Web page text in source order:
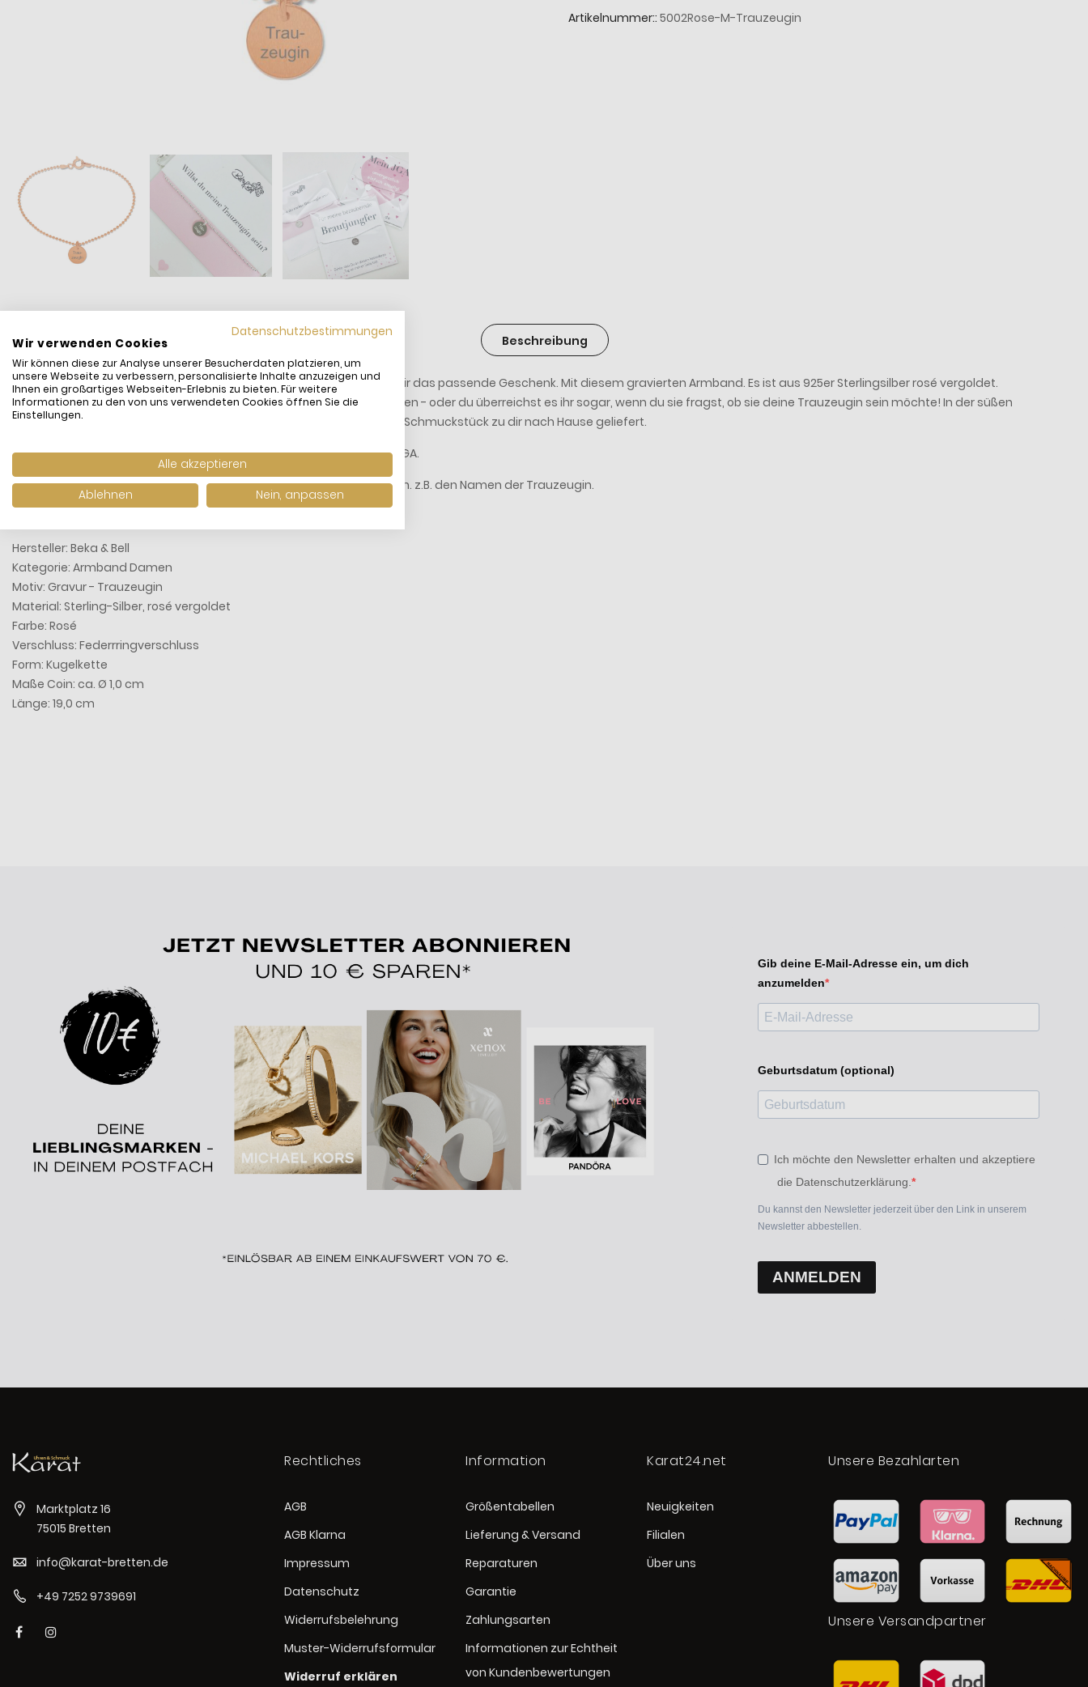
Artikelnummer: 5002Rose-M-Trauzeugin
Beschreibung
Du suchst ein schönes Geschenk für deine Trauzeugin? Hier haben wir das passende Geschenk. Mit diesem gravierten Armband. Es ist aus 925er Sterlingsilber rosé vergoldet.
Sie wird auch eine schöne Erinnerung an dieses eimalige Erlebnis haben - oder du überreichst es ihr sogar, wenn du sie fragst, ob sie deine Trauzeugin sein möchte! In der süßen
Verpackung "Möchtest du meine Trauzeugin sein?" wird das schöne Schmuckstück zu dir nach Hause geliefert.
Passend dazu gibt es auch das Armband für die Brautjungfer oder JGA.
Auf der Rückseite kannst du eine persönliche Gravur anbringen lassen. z.B. den Namen der Trauzeugin.
Hersteller: Beka & Bell
Kategorie: Armband Damen
Motiv: Gravur - Trauzeugin
Material: Sterling-Silber, rosé vergoldet
Farbe: Rosé
Verschluss: Federrringverschluss
Form: Kugelkette
Maße Coin: ca. Ø 1,0 cm
Länge: 19,0 cm
Gib deine E-Mail-Adresse ein, um dich
anzumelden
Geburtsdatum (optional)
Ich möchte den Newsletter erhalten und akzeptiere
die Datenschutzerklärung.
Du kannst den Newsletter jederzeit über den Link in unserem
Newsletter abbestellen.
ANMELDEN
Marktplatz 16
75015 Bretten
info@karat-bretten.de
+49 7252 9739691
Rechtliches
AGB
AGB Klarna
Impressum
Datenschutz
Widerrufsbelehrung
Muster-Widerrufsformular
Widerruf erklären
Information
Größentabellen
Lieferung & Versand
Reparaturen
Garantie
Zahlungsarten
Informationen zur Echtheit
von Kundenbewertungen
Karat24.net
Neuigkeiten
Filialen
Über uns
Unsere Bezahlarten
Unsere Versandpartner
Datenschutzbestimmungen
Wir verwenden Cookies
Wir können diese zur Analyse unserer Besucherdaten platzieren, um
unsere Webseite zu verbessern, personalisierte Inhalte anzuzeigen und
Ihnen ein großartiges Webseiten-Erlebnis zu bieten. Für weitere
Informationen zu den von uns verwendeten Cookies öffnen Sie die
Einstellungen.
Alle akzeptieren
Ablehnen
Nein, anpassen